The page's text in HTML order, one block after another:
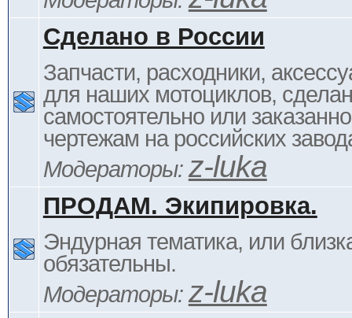
Сделано в России
Запчасти, расходники,
для наших мотоциклов,
самостоятельно или
чертежам на российских
Модераторы: z-luka
ПРОДАМ. Экипировка.
Эндурная тематика, или
обязательны.
Модераторы: z-luka